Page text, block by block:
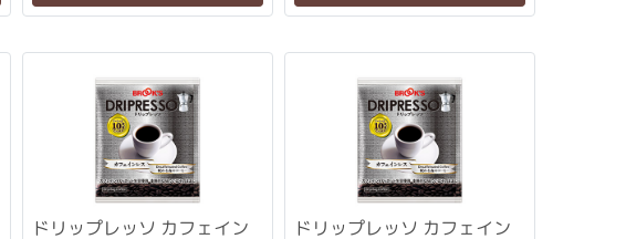
ドリップレッソ カフェイン
ドリップレッソ カフェイン